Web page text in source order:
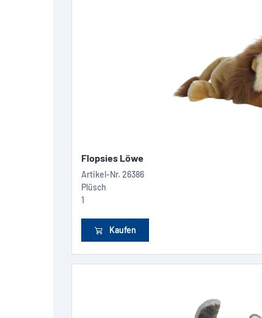
Flopsies Löwe
Artikel-Nr. 26386
Plüsch
1
Kaufen